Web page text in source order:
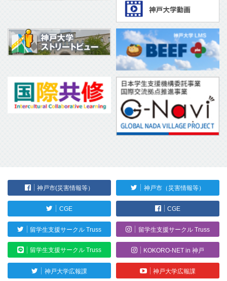
神戸市(災害情報等） 神戸市（災害情報等）
CGE CGE
留学生支援サークル Truss 留学生支援サークル Truss
留学生支援サークル Truss KOKORO-NET in 神戸
神戸大学広報課 神戸大学広報課